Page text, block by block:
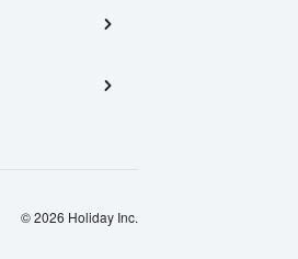
© 2026 Holiday Inc.